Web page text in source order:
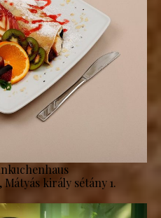
király sétány 1.